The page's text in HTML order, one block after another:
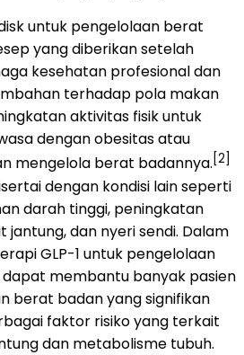
untuk pengelolaan berat
yang diberikan setelah
kesehatan profesional dan
terhadap pola makan
aktivitas fisik untuk
dengan obesitas atau
mengelola berat badannya. [2]
dengan kondisi lain seperti
darah tinggi, peningkatan
jantung, dan nyeri sendi. Dalam
GLP-1 untuk pengelolaan
membantu banyak pasien
berat badan yang signifikan
faktor risiko yang terkait
dan metabolisme tubuh.